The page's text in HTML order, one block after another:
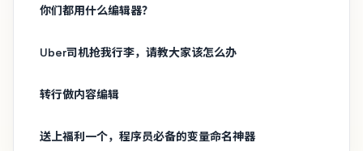
你们都用什么编辑器？
Uber司机抢我行李，请教大家该怎么办
转行做内容编辑
送上福利一个，程序员必备的变量命名神器